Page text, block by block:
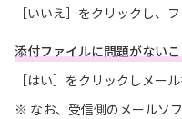
［いいえ］をクリックし、
添付ファイルに問題がない
［はい］をクリックしメー
※ なお、受信側のメールソ